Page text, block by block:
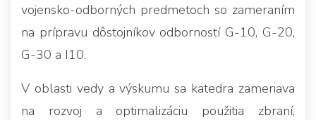
vojensko-odborných predmetoch so zameraním
na prípravu dôstojníkov odborností G-10, G-20,
G-30 a I10.
V oblasti vedy a výskumu sa katedra zameriava
na rozvoj a optimalizáciu použitia zbraní,